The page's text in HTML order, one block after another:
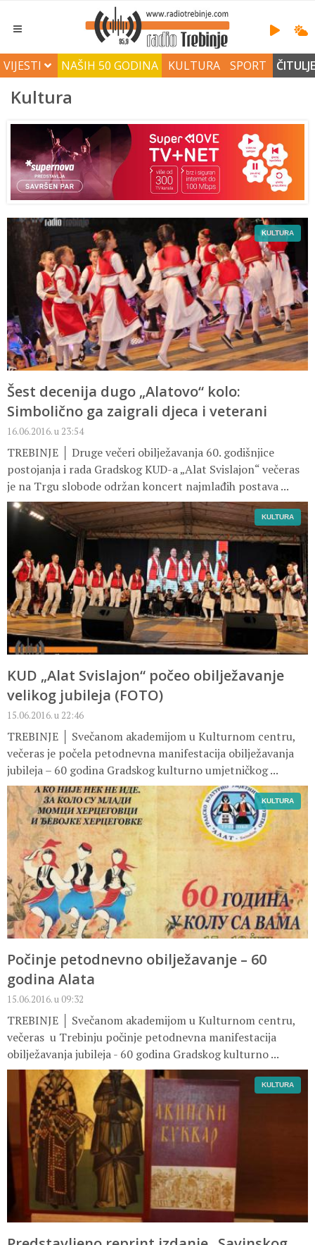
VIJESTI NAŠIH 50 GODINA KULTURA SPORT ČITULJE
Kultura
KULTURA
Šest decenija dugo „Alatovo“ kolo:
Simbolično ga zaigrali djeca i veterani
16.06.2016. u 23:54
TREBINJE │ Druge večeri obilježavanja 60. godišnjice
postojanja i rada Gradskog KUD-a „Alat Svislajon“ večeras
je na Trgu slobode održan koncert najmlađih postava ...
KULTURA
KUD „Alat Svislajon“ počeo obilježavanje
velikog jubileja (FOTO)
15.06.2016. u 22:46
TREBINJE │ Svečanom akademijom u Kulturnom centru,
večeras je počela petodnevna manifestacija obilježavanja
jubileja – 60 godina Gradskog kulturno umjetničkog ...
KULTURA
Počinje petodnevno obilježavanje – 60
godina Alata
15.06.2016. u 09:32
TREBINJE │ Svečanom akademijom u Kulturnom centru,
večeras u Trebinju počinje petodnevna manifestacija
obilježavanja jubileja - 60 godina Gradskog kulturno ...
KULTURA